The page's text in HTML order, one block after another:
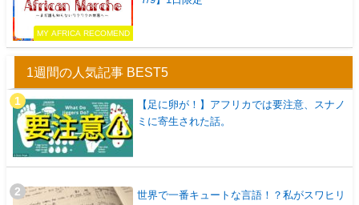
MY AFRICA RECOMEND
1週間の人気記事 BEST5
【足に卵が！】アフリカでは要注意、スナノ
ミに寄生された話。
世界で一番キュートな言語！？私がスワヒリ